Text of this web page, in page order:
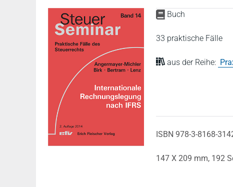
Buch
33 praktische Fälle
aus der Reihe:
ISBN 978-3-8168-
147 X 209 mm, 192